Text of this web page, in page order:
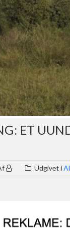
ET
Udgivet i